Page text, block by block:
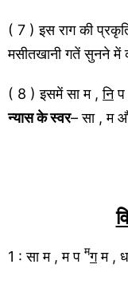
( 7 ) इस राग की
मसीतखानी गतें सुनने
( 8 ) इसमें सा म ,निप
न्यास के स्वर– सा , म
1 : सा म , म प मगम , ध